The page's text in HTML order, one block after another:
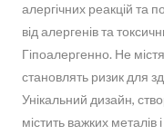
алергічних реакцій та
від алергенів та
Гіпоалергенно. Не
становлять ризик для
Унікальний дизайн,
містить важких